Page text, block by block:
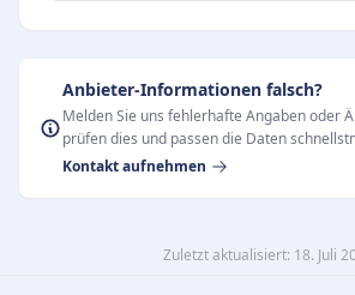
Anbieter-Informationen falsch?
Melden Sie uns fehlerhafte Angaben oder
prüfen dies und passen die Daten
Kontakt aufnehmen
Zuletzt aktualisiert: 18. Juli